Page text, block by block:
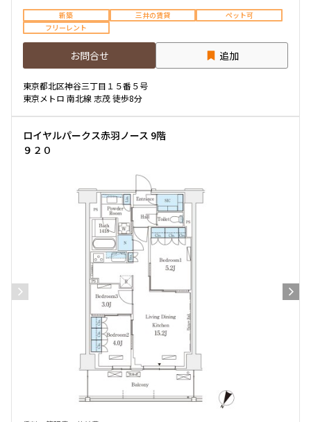
新築 三井の賃貸
ペット可
フリーレント
お問合せ 追加
東京都北区神谷三丁目１５番５号
東京メトロ 南北線 志茂 徒歩8分
ロイヤルパークス赤羽ノース 9階
９２０